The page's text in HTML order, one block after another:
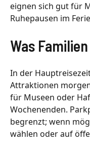
eignen sich gut für
Ruhepausen im
Was
In der
Attraktionen
für Museen oder
Wochenenden.
begrenzt; wenn
wählen oder auf